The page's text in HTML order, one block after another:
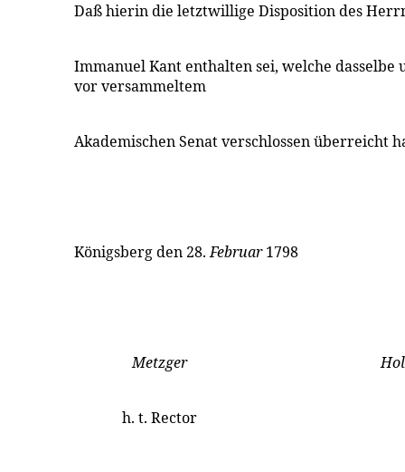
Daß hierin die letztwillige Disposition des
Immanuel Kant enthalten sei, welche dasselbe
vor versammeltem
Akademischen Senat verschlossen überreicht
Königsberg den 28.Februar1798
Metzger
h. t. Rector